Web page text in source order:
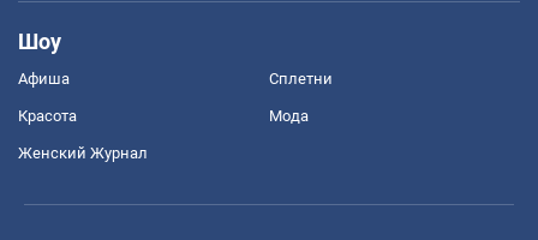
Шоу
Афиша Сплетни
Красота Мода
Женский Журнал